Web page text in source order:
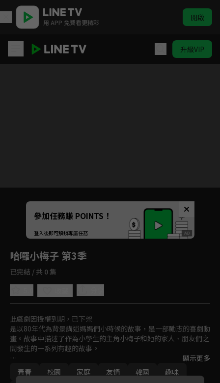
用 APP 免費看更精彩 開啟
升級VIP
Unmute
如有不便請見諒
參加任務賺 POINTS！
登入後即可解鎖專屬任務
哈囉小梅子 第3季
已完結 / 共 0 集
此戲劇因授權到期，已下架
是以80年代為背景講述媽媽們小時候的故事，是一部勵志的喜劇動
畫。故事中描述了作為小學生的主角小梅子和她的家人、朋友們之
間發生的一系列有趣的故事。
動畫中以媽媽和梅子的對立為主，將兩人間的矛盾以喜劇的方式展
現給大家。
顯示更多
青春
校園 家庭 友情 韓國
趣味